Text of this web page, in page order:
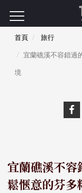
首頁
旅行
宜蘭礁溪不容錯過
境
宜蘭礁溪不
鬆愜意的芬多